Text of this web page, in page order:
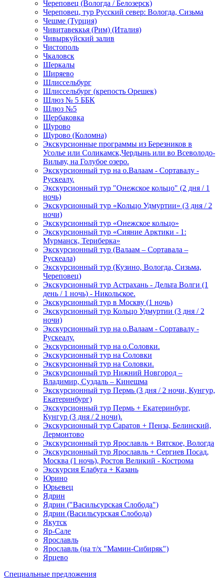
Череповец (Вологда / Белозерск)
Череповец, тур Русский север: Вологда, Сизьма
Чешме (Турция)
Чивитавеккья (Рим) (Италия)
Чивыркуйский залив
Чистополь
Чкаловск
Шеркалы
Ширяево
Шлиссельбург
Шлиссельбург (крепость Орешек)
Шлюз № 5 ББК
Шлюз №5
Щербаковка
Щурово
Щурово (Коломна)
Экскурсионные программы из Березников в
Усолье или Соликамск,Чердынь или во Всеволодо-
Вильву, на Голубое озеро.
Экскурсионный тур на о.Валаам - Сортавалу -
Рускеалу.
Экскурсионный тур "Онежское кольцо" (2 дня / 1
ночь)
Экскурсионный тур «Кольцо Удмуртии» (3 дня / 2
ночи)
Экскурсионный тур «Онежское кольцо»
Экскурсионный тур «Сияние Арктики - 1:
Мурманск, Териберка»
Экскурсионный тур (Валаам – Сортавала –
Рускеала)
Экскурсионный тур (Кузино, Вологда, Сизьма,
Череповец)
Экскурсионный тур Астрахань - Дельта Волги (1
день / 1 ночь) - Никольское.
Экскурсионный тур в Москву (1 ночь)
Экскурсионный тур Кольцо Удмуртии (3 дня / 2
ночи)
Экскурсионный тур на о.Валаам - Сортавалу -
Рускеалу.
Экскурсионный тур на о.Соловки.
Экскурсионный тур на Соловки
Экскурсионный тур на Соловки.
Экскурсионный тур Нижний Новгород –
Владимир, Суздаль – Кинешма
Экскурсионный тур Пермь (3 дня / 2 ночи, Кунгур,
Екатеринбург)
Экскурсионный тур Пермь + Екатеринбург,
Кунгур (3 дня / 2 ночи).
Экскурсионный тур Саратов + Пенза, Белинский,
Лермонтово
Экскурсионный тур Ярославль + Вятское, Вологда
Экскурсионный тур Ярославль + Сергиев Посад,
Москва (1 ночь), Ростов Великий - Кострома
Экскурсия Елабуга + Казань
Юрино
Юрьевец
Ядрин
Ядрин ("Васильсурская Слобода")
Ядрин (Васильсурская Слобода)
Якутск
Яр-Сале
Ярославль
Ярославль (на т/х "Мамин-Сибиряк")
Ярцево
Специальные предложения